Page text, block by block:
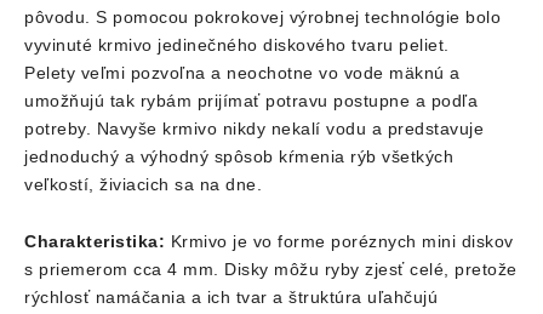
pôvodu. S pomocou pokrokovej výrobnej technológie bolo
vyvinuté krmivo jedinečného diskového tvaru peliet.
Pelety veľmi pozvoľna a neochotne vo vode mäknú a
umožňujú tak rybám prijímať potravu postupne a podľa
potreby. Navyše krmivo nikdy nekalí vodu a predstavuje
jednoduchý a výhodný spôsob kŕmenia rýb všetkých
veľkostí, živiacich sa na dne.
Charakteristika: Krmivo je vo forme poréznych mini diskov
s priemerom cca 4 mm. Disky môžu ryby zjesť celé, pretože
rýchlosť namáčania a ich tvar a štruktúra uľahčujú